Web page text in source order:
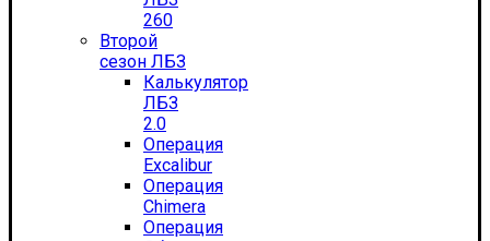
260
Второй
сезон ЛБЗ
Калькулятор
ЛБЗ
2.0
Операция
Excalibur
Операция
Chimera
Операция